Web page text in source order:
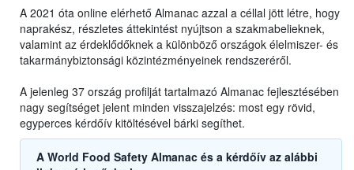
A 2021 óta online elérhető Almanac azzal a céllal jött létre, hogy
naprakész, részletes áttekintést nyújtson a szakmabelieknek,
valamint az érdeklődőknek a különböző országok élelmiszer- és
takarmánybiztonsági közintézményeinek rendszeréről.
A jelenleg 37 ország profilját tartalmazó Almanac fejlesztésében
nagy segítséget jelent minden visszajelzés: most egy rövid,
egyperces kérdőív kitöltésével bárki segíthet.
A World Food Safety Almanac és a kérdőív az alábbi